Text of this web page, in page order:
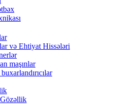
və Ehtiyat Hissələri
maşınlar